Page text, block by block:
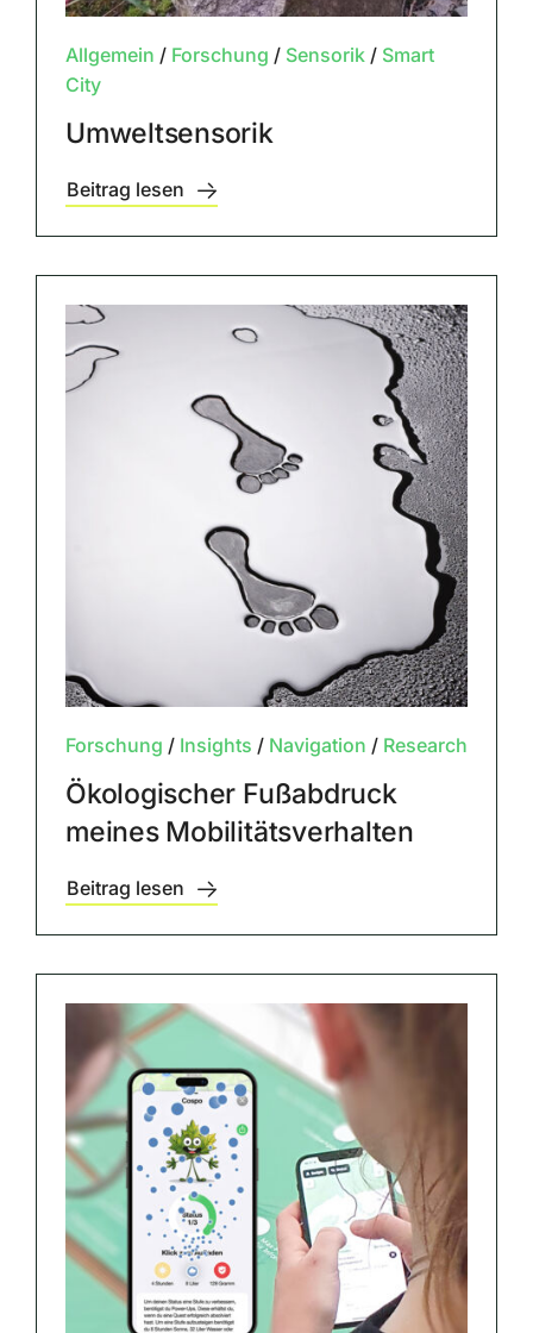
Allgemein / Forschung / Sensorik/ Smart
City
Umweltsensorik
Beitrag lesen
Forschung / Insights / Navigation / Research
Ökologischer Fußabdruck
meines Mobilitätsverhalten
Beitrag lesen